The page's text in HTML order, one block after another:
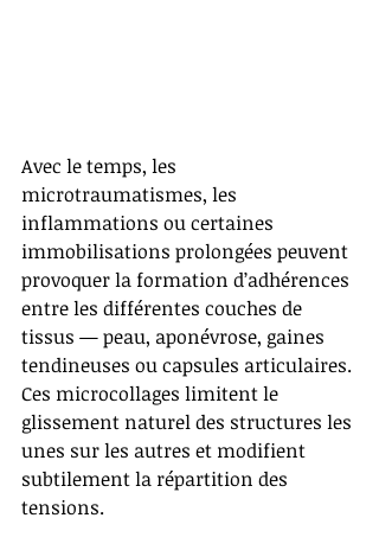
Avec le temps, les
microtraumatismes, les
inflammations ou certaines
immobilisations prolongées peuvent
provoquer la formation d’adhérences
entre les différentes couches de
tissus — peau, aponévrose, gaines
tendineuses ou capsules articulaires.
Ces microcollages limitent le
glissement naturel des structures les
unes sur les autres et modifient
subtilement la répartition des
tensions.